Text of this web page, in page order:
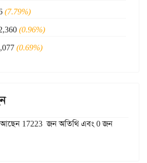
(7.79%)
(0.96%)
(0.69%)
আছেন 17223 জন অতিথি এবং 0 জন